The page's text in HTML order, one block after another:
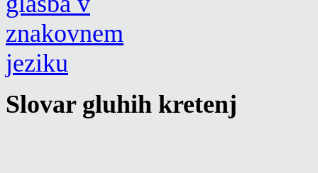
Slovar gluhih kretenj